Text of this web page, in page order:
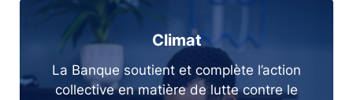
Climat
La Banque soutient et complète l’action
collective en matière de lutte contre le